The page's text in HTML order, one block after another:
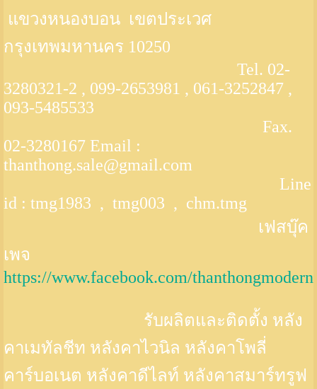
แขวงหนองบอน เขตประเวศ
กรุงเทพมหานคร 10250
Tel. 02-
3280321-2 , 099-2653981 , 061-3252847 ,
093-5485533
Fax.
02-3280167 Email :
thanthong.sale@gmail.com
Line
id : tmg1983 , tmg003 , chm.tmg
เฟสบุ๊ค
เพจ
https://www.facebook.com/thanthongmodern
รับผลิตและติดตั้ง หลัง
คาเมทัลชีท หลังคาไวนิล หลังคาโพลี่
คาร์บอเนต หลังคาดีไลท์ หลังคาสมาร์ทรูฟ